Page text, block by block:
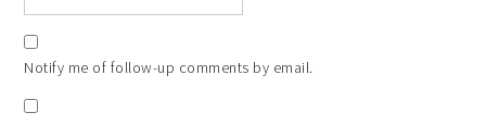
Notify me of follow-up comments by email.